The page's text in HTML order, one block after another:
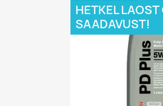
HETKEL
SAADAVUST!